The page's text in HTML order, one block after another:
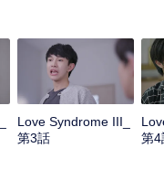
Love Syndrome III_
第3話
第4